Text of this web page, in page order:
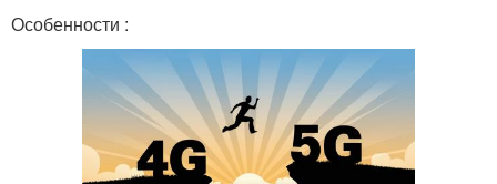
Особенности :